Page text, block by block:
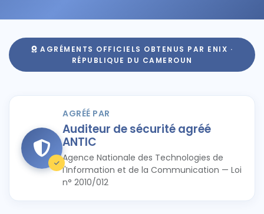
AGRÉMENTS OFFICIELS OBTENUS PAR ENIX ·
RÉPUBLIQUE DU CAMEROUN
AGRÉÉ PAR
Auditeur de sécurité agréé
ANTIC
Agence Nationale des Technologies de
l'Information et de la Communication — Loi
n° 2010/012